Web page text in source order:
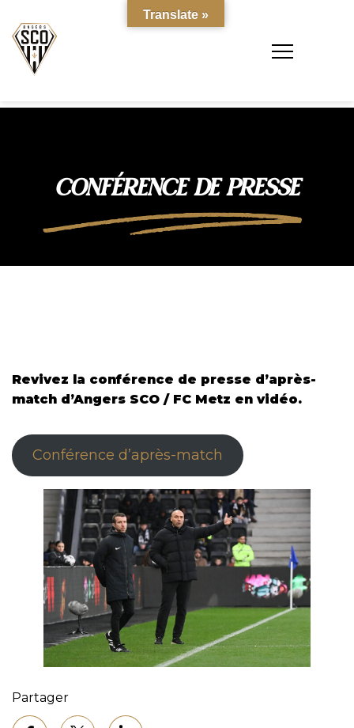
CONFÉRENCE DE PRESSE
Revivez la conférence de presse d’après-
match d’Angers SCO / FC Metz en vidéo.
Conférence d’après-match
Partager
Translate »